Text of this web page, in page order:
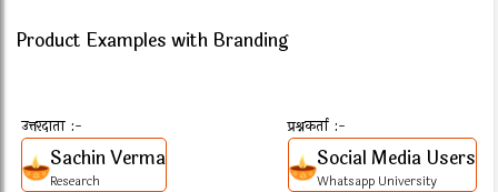
Product Examples with Branding
उत्तरदाता :-
Sachin Verma
Research
प्रश्नकर्ता :-
Social Media Users
Whatsapp University